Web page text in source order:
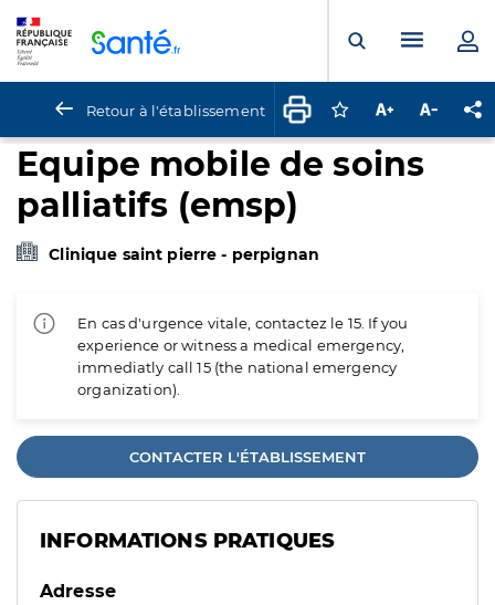
Ouvrir laMenu
Retour à l'établissement Connectez-vous
Augmenter la
Equipe mobile de soins
palliatifs (emsp)
Clinique saint pierre - perpignan
En cas d'urgence vitale, contactez le 15. If you
experience or witness a medical emergency,
immediatly call 15 (the national emergency
organization).
CONTACTER L'ÉTABLISSEMENT
INFORMATIONS PRATIQUES
Adresse